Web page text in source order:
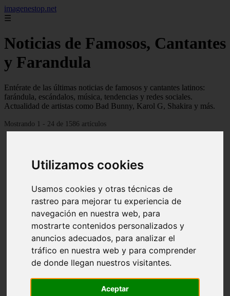
Utilizamos cookies
Usamos cookies y otras técnicas de
rastreo para mejorar tu experiencia de
navegación en nuestra web, para
mostrarte contenidos personalizados y
anuncios adecuados, para analizar el
tráfico en nuestra web y para comprender
de donde llegan nuestros visitantes.
Aceptar
imagenestop.net
☰
Noticias de Famosos, Cantantes
y Farandula
Entérate de las últimas noticias de famosos y cantantes latinos:
farándula, escándalos, música, tendencias y redes sociales.
Actualidad de artistas como Bad Bunny, Karol G, Shakira y más.
Mostrando 1 - 24 de 1586 artículos